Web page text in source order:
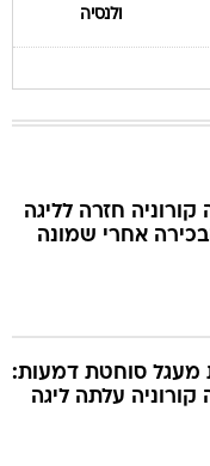
ולנסיה
קורוניה חזרה לליגה
אחרי שמונה
מעגל סוחטת דמעות:
קורוניה עלתה ליגה